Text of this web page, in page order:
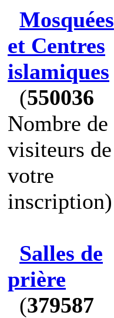
Mosquées
et Centres
islamiques
(550036
Nombre de
visiteurs de
votre
inscription)
Salles de
prière
(379587